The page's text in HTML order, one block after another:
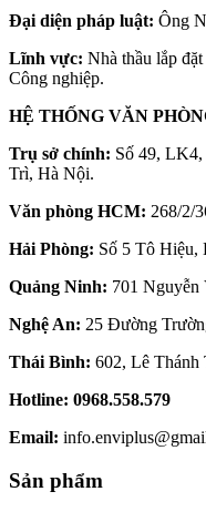
Đại diện pháp luật: Ông
Lĩnh vực: Nhà thầu lắp
Công nghiệp.
HỆ THỐNG VĂN
Trụ sở chính: Số 49,
Trì, Hà Nội.
Văn phòng HCM: 268/2/
Hải Phòng: Số 5 Tô Hiệu,
Quảng Ninh: 701 Nguyễn
Nghệ An: 25 Đường
Thái Bình: 602, Lê Thánh
Hotline: 0968.558.579
Email:
Sản phẩm